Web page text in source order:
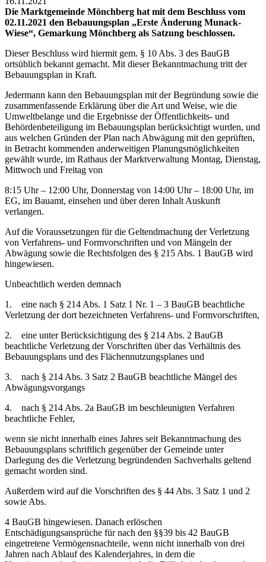
Die Marktgemeinde Mönchberg hat mit dem Beschluss vom
02.11.2021 den Bebauungsplan „Erste Änderung Munack-
Wiese“, Gemarkung Mönchberg als Satzung beschlossen.
Dieser Beschluss wird hiermit gem. § 10 Abs. 3 des BauGB
ortsüblich bekannt gemacht. Mit dieser Bekanntmachung tritt der
Bebauungsplan in Kraft.
Jedermann kann den Bebauungsplan mit der Begründung sowie die
zusammenfassende Erklärung über die Art und Weise, wie die
Umweltbelange und die Ergebnisse der Öffentlichkeits- und
Behördenbeteiligung im Bebauungsplan berücksichtigt wurden, und
aus welchen Gründen der Plan nach Abwägung mit den geprüften,
in Betracht kommenden anderweitigen Planungsmöglichkeiten
gewählt wurde, im Rathaus der Marktverwaltung Montag, Dienstag,
Mittwoch und Freitag von
8:15 Uhr – 12:00 Uhr, Donnerstag von 14:00 Uhr – 18:00 Uhr, im
EG, im Bauamt, einsehen und über deren Inhalt Auskunft
verlangen.
Auf die Voraussetzungen für die Geltendmachung der Verletzung
von Verfahrens- und Formvorschriften und von Mängeln der
Abwägung sowie die Rechtsfolgen des § 215 Abs. 1 BauGB wird
hingewiesen.
Unbeachtlich werden demnach
1. eine nach § 214 Abs. 1 Satz 1 Nr. 1 – 3 BauGB beachtliche
Verletzung der dort bezeichneten Verfahrens- und Formvorschriften,
2. eine unter Berücksichtigung des § 214 Abs. 2 BauGB
beachtliche Verletzung der Vorschriften über das Verhältnis des
Bebauungsplans und des Flächennutzungsplanes und
3. nach § 214 Abs. 3 Satz 2 BauGB beachtliche Mängel des
Abwägungsvorgangs
4. nach § 214 Abs. 2a BauGB im beschleunigten Verfahren
beachtliche Fehler,
wenn sie nicht innerhalb eines Jahres seit Bekanntmachung des
Bebauungsplans schriftlich gegenüber der Gemeinde unter
Darlegung des die Verletzung begründenden Sachverhalts geltend
gemacht worden sind.
Außerdem wird auf die Vorschriften des § 44 Abs. 3 Satz 1 und 2
sowie Abs.
4 BauGB hingewiesen. Danach erlöschen
Entschädigungsansprüche für nach den §§39 bis 42 BauGB
eingetretene Vermögensnachteile, wenn nicht innerhalb von drei
Jahren nach Ablauf des Kalenderjahres, in dem die